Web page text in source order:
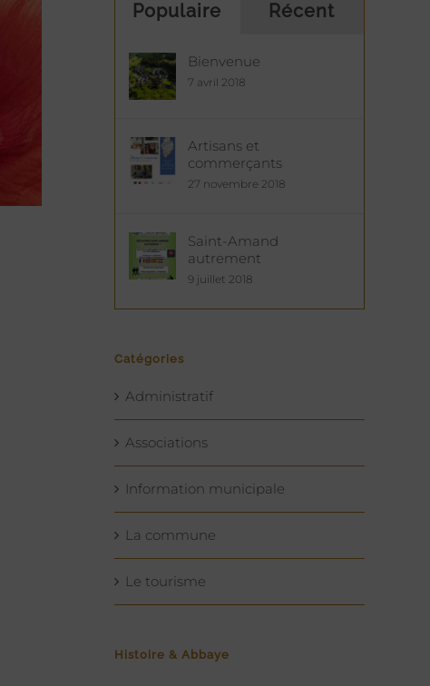
Populaire Récent
Bienvenue
7 avril 2018
Artisans et
commerçants
27 novembre 2018
Saint-Amand
autrement
9 juillet 2018
Catégories
Administratif
Associations
Information municipale
La commune
Le tourisme
Histoire & Abbaye